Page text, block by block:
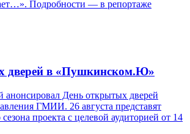
Подробности — в репортаже
дверей в «Пушкинском.Ю»
День открытых дверей
ГМИИ. 26 августа представят
проекта с целевой аудиторией от 14